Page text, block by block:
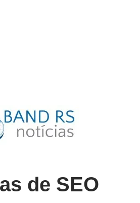
de SEO